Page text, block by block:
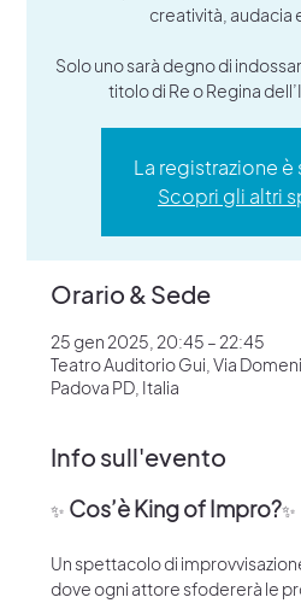
creatività, audacia
Solo uno sarà degno di
titolo di Re o Regina
La registrazione è
Scopri gli altri
Orario & Sede
25 gen 2025, 20:45 – 22:45
Teatro Auditorio Gui, Via
Padova PD, Italia
Info sull'evento
✨ Cos’è King of Impro?✨
Un spettacolo di
dove ogni attore sfodererà le